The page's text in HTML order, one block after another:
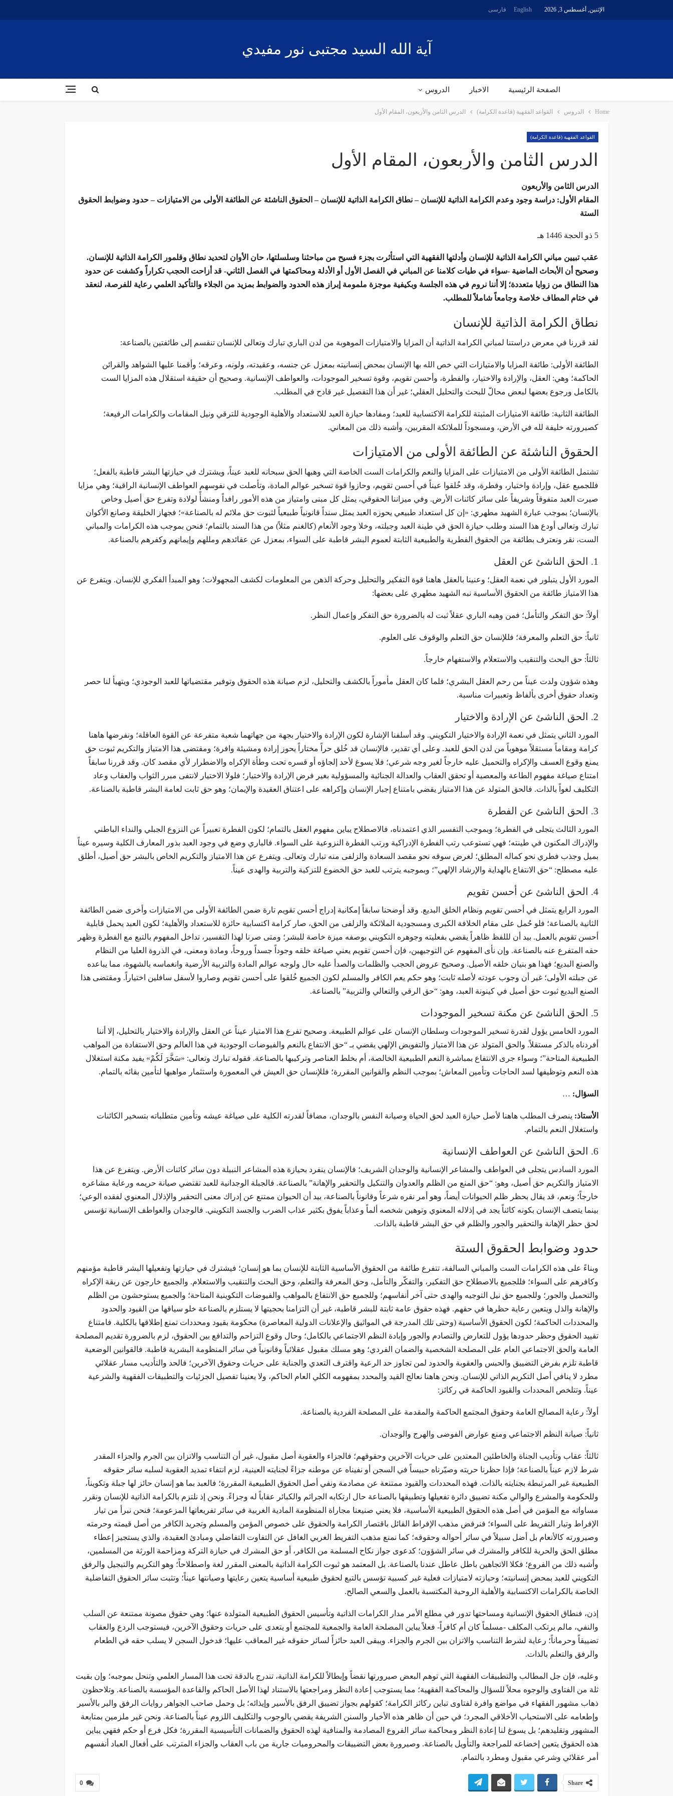
الإثنين, أغسطس 3, 2026 English فارسی
آية الله السيد مجتبى نور مفيدي
الصفحة الرئیسیة الاخبار الدروس
Home الدروس القواعد الفقهية (قاعدة الكرامة) الدرس الثامن والأربعون، المقام الأول
القواعد الفقهية (قاعدة الكرامة)
الدرس الثامن والأربعون، المقام الأول
الدرس الثامن والأربعون
المقام الأول: دراسة وجود وعدم الكرامة الذاتية للإنسان – نطاق الكرامة الذاتية للإنسان – الحقوق الناشئة عن الطائفة الأولى من الامتيازات – حدود وضوابط الحقوق
الستة
5 ذو الحجة 1446 هـ
عقب تبيين مباني الكرامة الذاتية للإنسان وأدلتها الفقهية التي استأثرت بجزء فسيح من مباحثنا وسلسلتها، حان الأوان لتحديد نطاق وقلمور الكرامة الذاتية للإنسان.
وصحيح أن الأبحاث الماضية -سواء في طيات كلامنا عن المباني في الفصل الأول أو الأدلة ومحاكمتها في الفصل الثاني- قد أزاحت الحجب تكراراً وكشفت عن حدود
هذا النطاق من زوايا متعددة؛ إلا أننا نروم في هذه الجلسة وبكيفية موجزة ملمومة إبراز هذه الحدود والضوابط بمزيد من الجلاء والتأكيد العلمي رعاية للفرصة، لنعقد
في ختام المطاف خلاصة وجامعاً شاملاً للمطلب.
نطاق الكرامة الذاتية للإنسان
لقد قررنا في معرض دراستنا لمباني الكرامة الذاتية أن المزايا والامتيازات الموهوبة من لدن الباري تبارك وتعالى للإنسان تنقسم إلى طائفتين بالصناعة:
الطائفة الأولى: طائفة المزايا والامتيازات التي خص الله بها الإنسان بمحض إنسانيته بمعزل عن جنسه، وعقيدته، ولونه، وعرقه؛ وأقمنا عليها الشواهد والقرائن
الحاكمة؛ وهي: العقل، والإرادة والاختيار، والفطرة، وأحسن تقويم، وقوة تسخير الموجودات، والعواطف الإنسانية. وصحيح أن حقيقة استقلال هذه المزايا الست
بالكامل ورجوع بعضها لبعض محالّ للبحث والتحليل العقلي؛ غير أن هذا التفصيل غير قادح في المطلب.
الطائفة الثانية: طائفة الامتيازات المثبتة للكرامة الاكتسابية للعبد؛ ومفادها حيازة العبد للاستعداد والأهلية الوجودية للترقي ونيل المقامات والكرامات الرفيعة؛
كصيرورته خليفة لله في الأرض، ومسجوداً للملائكة المقربين، وأشبه ذلك من المعاني.
الحقوق الناشئة عن الطائفة الأولى من الامتيازات
تشتمل الطائفة الأولى من الامتيازات على المزايا والنعم والكرامات الست الخاصة التي وهبها الحق سبحانه للعبد عيناً، ويشترك في حيازتها البشر قاطبة بالفعل؛
فللجميع عقل، وإرادة واختيار، وفطرة، وقد خُلقوا عيناً في أحسن تقويم، وحازوا قوة تسخير عوالم المادة، وتأصلت في نفوسهم العواطف الإنسانية الراقية؛ وهي مزايا
صيرت العبد متفوقاً وشريفاً على سائر كائنات الأرض. وفي ميزاننا الحقوقي، يمثل كل مبنى وامتياز من هذه الأمور رافداً ومنشأً لولادة وتفرع حق أصيل وخاص
بالإنسان؛ بموجب عبارة الشهيد مطهري: «إن كل استعداد طبيعي يحوزه العبد يمثل سنداً قانونياً طبيعياً لثبوت حق ملائم له بالصناعة»؛ فجهاز الخليقة وصانع الأكوان
تبارك وتعالى أودع هذا السند وطلب حيازة الحق في طينة العبد وجبلته، وخلا وجود الأنعام (كالغنم مثلاً) من هذا السند بالتمام؛ فنحن بموجب هذه الكرامات والمباني
الست، نقر ونعترف بطائفة من الحقوق الفطرية والطبيعية الثابتة لعموم البشر قاطبة على السواء، بمعزل عن عقائدهم ومللهم وإيمانهم وكفرهم بالصناعة.
1. الحق الناشئ عن العقل
المورد الأول يتبلور في نعمة العقل؛ وعنينا بالعقل هاهنا قوة التفكير والتحليل وحركة الذهن من المعلومات لكشف المجهولات؛ وهو المبدأ الفكري للإنسان. ويتفرع عن
هذا الامتياز طائفة من الحقوق الأساسية نبه الشهيد مطهري على بعضها:
أولاً: حق التفكر والتأمل؛ فمن وهبه الباري عقلاً ثبت له بالضرورة حق التفكر وإعمال النظر.
ثانياً: حق التعلم والمعرفة؛ فللإنسان حق التعلم والوقوف على العلوم.
ثالثاً: حق البحث والتنقيب والاستعلام والاستفهام خارجاً.
وهذه شؤون ولدت عيناً من رحم العقل البشري؛ فلما كان العقل مأموراً بالكشف والتحليل، لزم صيانة هذه الحقوق وتوفير مقتضياتها للعبد الوجودي؛ ويتهيأ لنا حصر
وتعداد حقوق أخرى بألفاظ وتعبيرات مناسبة.
2. الحق الناشئ عن الإرادة والاختيار
المورد الثاني يتمثل في نعمة الإرادة والاختيار التكويني. وقد أسلفنا الإشارة لكون الإرادة والاختيار بجهة من جهاتهما شعبة متفرعة عن القوة العاقلة؛ ونفرضها هاهنا
كرامة ومقاماً مستقلاً موهوباً من لدن الحق للعبد. وعلى أي تقدير، فالإنسان قد خُلق حراً مختاراً يحوز إرادة ومشيئة وافرة؛ ومقتضى هذا الامتياز والتكريم ثبوت حق
يمنع وقوع العسف والإكراه والتحميل عليه خارجاً لغير وجه شرعي؛ فلا يسوغ لأحد إلجاؤه أو قسره تحت وطأة الإكراه والاضطرار لأي مقصد كان. وقد قررنا سابقاً
امتناع صياغة مفهوم الطاعة والمعصية أو تحقق العقاب والعدالة الجنائية والمسؤولية بغير فرض الإرادة والاختيار؛ فلولا الاختيار لانتفى مبرر الثواب والعقاب وعاد
التكليف لغواً بالذات. فالحق المتولد عن هذا الامتياز يقضي بامتناع إجبار الإنسان وإكراهه على اعتناق العقيدة والإيمان؛ وهو حق ثابت لعامة البشر قاطبة بالصناعة.
3. الحق الناشئ عن الفطرة
المورد الثالث يتجلى في الفطرة؛ وبموجب التفسير الذي اعتمدناه، فالاصطلاح يباين مفهوم العقل بالتمام؛ لكون الفطرة تعبيراً عن النزوع الجبلي والنداء الباطني
والإدراك المكنون في طينته؛ فهي تستوعب رتب الفطرة الإدراكية ورتب الفطرة النزوعية على السواء. فالباري وضع في وجود العبد بذور المعارف الكلية وسيره عيناً
بميل وجذب فطري نحو كماله المطلق؛ لغرض سوقه نحو مقصد السعادة والزلفى منه تبارك وتعالى. ويتفرع عن هذا الامتياز والتكريم الخاص بالبشر حق أصيل، أطلق
عليه مصطلح: “حق الانتفاع بالهداية والإرشاد الإلهي”؛ وبموجبه يترتب للعبد حق الخضوع للتزكية والتربية والهدى عيناً.
4. الحق الناشئ عن أحسن تقويم
المورد الرابع يتمثل في أحسن تقويم ونظام الخلق البديع. وقد أوضحنا سابقاً إمكانية إدراج أحسن تقويم تارة ضمن الطائفة الأولى من الامتيازات وأخرى ضمن الطائفة
الثانية بالصناعة؛ فلو حُمل على مقام الخلافة الكبرى ومسجودية الملائكة والزلفى من الحق، صار كرامة اكتسابية حائزة للاستعداد والأهلية؛ لكون العبد يحمل قابلية
أحسن تقويم بالعمل. بيد أن لللفظ ظاهراً يقضي بفعليته وجوهره التكويني بوصفه ميزة خاصة للبشر؛ ومتى صرنا لهذا التفسير، تداخل المفهوم بالتبع مع الفطرة وظهر
حقه المتفرع عنه بالصناعة. وإن نأى المفهوم عن التوجيهين، فإن أحسن تقويم يعني صياغة خلقه وجوداً جسداً وروحاً، ومادة ومعنى، في الذروة العليا من النظام
والصنع البديع؛ فهذا هو بنيان خلقه الأصيل. وصحيح عروض الحجب والظلمات والصدأ عليه حال ولوجه عوالم المادة والتربية الأرضية وانغماسه بالشهوة، مما يباعده
عن جبلته الأولى؛ غير أن وجوب عودته لأصله ثابت؛ وهو حكم يعم الكافر والمسلم لكون الجميع خُلقوا على أحسن تقويم وصاروا لأسفل سافلين اختياراً. ومقتضى هذا
الصنع البديع ثبوت حق أصيل في كينونة العبد، وهو: “حق الرقي والتعالي والتربية” بالصناعة.
5. الحق الناشئ عن مكنة تسخير الموجودات
المورد الخامس يؤول لقدرة تسخير الموجودات وسلطان الإنسان على عوالم الطبيعة. وصحيح تفرع هذا الامتياز عيناً عن العقل والإرادة والاختيار بالتحليل، إلا أننا
أفردناه بالذكر مستقلاً. والحق المتولد عن هذا الامتياز والتفويض الإلهي يقضي بـ “حق الانتفاع بالنعم والفيوضات الوجودية في هذا العالم وحق الاستفادة من المواهب
الطبيعية المتاحة”؛ وسواء جرى الانتفاع بمباشرة النعم الطبيعية الخالصة، أم بخلط العناصر وتركيبها بالصناعة. فقوله تبارك وتعالى: «سَخَّرَ لَكُمْ» يفيد مكنة استغلال
هذه النعم وتوظيفها لسد الحاجات وتأمين المعاش؛ بموجب النظم والقوانين المقررة؛ فللإنسان حق العيش في المعمورة واستثمار مواهبها لتأمين بقائه بالتمام.
السؤال: …
الأستاذ: ينصرف المطلب هاهنا لأصل حيازة العبد لحق الحياة وصيانة النفس بالوجدان، مضافاً لقدرته الكلية على صياغة عيشه وتأمين متطلباته بتسخير الكائنات
واستغلال النعم بالتمام.
6. الحق الناشئ عن العواطف الإنسانية
المورد السادس يتجلى في العواطف والمشاعر الإنسانية والوجدان الشريف؛ فالإنسان ينفرد بحيازة هذه المشاعر النبيلة دون سائر كائنات الأرض. ويتفرع عن هذا
الامتياز والتكريم حق أصيل، وهو: “حق المنع من الظلم والعدوان والتنكيل والتحقير والإهانة” بالصناعة. فالجبلة الوجدانية للعبد تقتضي صيانة حريمه ورعاية مشاعره
خارجاً؛ ونعم، قد يقال بحظر ظلم الحيوانات أيضاً، وهو أمر نقره شرعاً وقانوناً بالصناعة، بيد أن الحيوان ممتنع عن إدراك معنى التحقير والإذلال المعنوي لفقده الوعي؛
بينما يتصف الإنسان بكونه كائناً يجد في إذلاله المعنوي وتوهين شخصه ألماً وعذاباً يفوق بكثير عذاب الضرب والجسد التكويني. فالوجدان والعواطف الإنسانية تؤسس
لحق حظر الإهانة والتحقير والجور والظلم في حق البشر قاطبة بالذات.
حدود وضوابط الحقوق الستة
وبناءً على هذه الكرامات الست والمباني السالفة، تتفرع طائفة من الحقوق الأساسية الثابتة للإنسان بما هو إنسان؛ فيشترك في حيازتها وتفعيلها البشر قاطبة مؤمنهم
وكافرهم على السواء؛ فللجميع بالاصطلاح حق التفكير، والتفكّر والتأمل، وحق المعرفة والتعلم، وحق البحث والتنقيب والاستعلام. والجميع خارجون عن ربقة الإكراه
والتحميل والجور؛ وللجميع حق نيل التوجيه والهدى حتى آخر أنفاسهم؛ وللجميع حق الانتفاع بالمواهب والفيوضات التكوينية المتاحة؛ والجميع يستوحشون من الظلم
والإهانة والذل ويتعين رعاية حظرها في حقهم. فهذه حقوق عامة ثابتة للبشر قاطبة، غير أن التزامنا بحجيتها لا يستلزم بالصناعة خلو سياقها من القيود والحدود
والمحددات الحاكمة؛ لكون الحقوق الأساسية (وحتى تلك المدرجة في المواثيق والإعلانات الدولية المعاصرة) محكومة بقيود ومحددات تمنع إطلاقها بالكلية. فامتناع
تقييد الحقوق وحظر حدودها يؤول للتعارض والتصادم والجور وإبادة النظم الاجتماعي بالكامل؛ وحال وقوع التزاحم والتدافع بين الحقوق، لزم بالضرورة تقديم المصلحة
العامة والحق الاجتماعي العام على المصلحة الشخصية والضمان الفردي؛ وهو مسلك مقبول عقلائياً وقانونياً في سائر المنظومة البشرية قاطبة. فالقوانين الوضعية
قاطبة تلزم بفرض التضييق والحبس والعقوبة والحدود لمن تجاوز حد الرعية واقترف التعدي والجناية على حريات وحقوق الآخرين؛ فالحد والتأديب مسار عقلائي
مطرد لا ينافي أصل التكريم الذاتي للإنسان. ونحن هاهنا نعالج القيد والمحدد بمفهومه الكلي العام الحاكم، ولا يعنينا تفصيل الجزئيات والتطبيقات الفقهية والشرعية
عيناً. وتتلخص المحددات والقيود الحاكمة في ركائز:
أولاً: رعاية المصالح العامة وحقوق المجتمع الحاكمة والمقدمة على المصلحة الفردية بالصناعة.
ثانياً: صيانة النظم الاجتماعي ومنع عوارض الفوضى والهرج والوجدان.
ثالثاً: عقاب وتأديب الجناة والخاطئين المعتدين على حريات الآخرين وحقوقهم؛ فالجزاء والعقوبة أصل مقبول، غير أن التناسب والاتزان بين الجرم والجزاء المقدر
شرط لازم عيناً بالصناعة؛ فإذا حظرنا حريته وصيّرناه حبيساً في السجن أو نفيناه عن موطنه جزاءً لجنايته العينية، لزم انتفاء تمديد العقوبة لسلبه سائر حقوقه
الطبيعية غير المرتبطة بجنايته بالذات. فهذه المحددات والقيود ممتنعة عن مصادمة ونفي أصل الحقوق الطبيعية المقررة؛ فالعبد بما هو إنسان حائز لها جبلة وتكويناً،
وللحكومة والمشرع والوالي مكنة تضييق دائرة تفعيلها وتطبيقها بالصناعة حال ارتكابه الجرائم والكبائر عقاباً له وجزاءً. ونحن إذ نلتزم بالكرامة الذاتية للإنسان ونقرر
مساواته مع المؤمن في أصل هذه الحقوق الطبيعية الأساسية، فلا يعني صنيعنا مجاراة المنظومة المادية الغربية في سائر تفريعاتها المزعومة؛ فنحن نبرأ من تيار
الإفراط وتيار التفريط على السواء؛ فنرفض مذهب الإفراط القائل باقتصار الكرامة والحقوق على خصوص المؤمن والمسلم وتجريد الكافر من أصل قيمته وحرمته
وصيرورته كالأنعام بل أضل سبيلاً في سائر أحواله وحقوقه؛ كما نمنع مذهب التفريط الغربي الغافل عن التفاوت التفاضلي ومبادئ العقيدة، والذي يستجيز إعطاء
مطلق الحق والحرية للكافر والمشرك في سائر الشؤون؛ كدعوى جواز نكاح المسلمة من الكافر، أو حق المشرك في حيازة التركة ومزاحمة الورثة من المسلمين،
وأشبه ذلك من الفروع؛ فكلا الاتجاهين باطل عاطل عندنا بالصناعة. بل المعتمد هو ثبوت الكرامة الذاتية بالمعنى المقرر لغة واصطلاحاً؛ وهو التكريم والتبجيل والرفق
التكويني للعبد بمحض إنسانيته؛ وحيازته لامتيازات فعلية غير كسبية تؤسس بالتبع لحقوق طبيعية أساسية يتعين رعايتها وصيانتها عيناً؛ وتثبت سائر الحقوق التفاضلية
الخاصة بالكرامات الاكتسابية والأهلية الروحية المكتسبة بالعمل والسعي الصالح.
إذن، فنطاق الحقوق الإنسانية ومساحتها تدور في مطلع الأمر مدار الكرامات الذاتية وتأسيس الحقوق الطبيعية المتولدة عنها؛ وهي حقوق مصونة ممتنعة عن السلب
والنفي، مالم يرتكب المكلف -مسلماً كان أم كافراً- فعلاً يباين المصلحة العامة والجمعية للمجتمع أو يتعدى على حريات وحقوق الآخرين، فيستوجب الردع والعقاب
تضييقاً وحرماناً؛ رعاية لشرط التناسب والاتزان بين الجرم والجزاء. ويبقى العبد حائزاً لسائر حقوقه غير المعاقب عليها؛ فدخول السجن لا يسلب حقه في الطعام
والرفق والتعلم بالذات.
وعليه، فإن جل المطالب والتطبيقات الفقهية التي توهم البعض صيرورتها نقضاً وإبطالاً للكرامة الذاتية، تندرج بالدقة تحت هذا المسار العلمي وتنحل بموجبه؛ وإن بقيت
ثلة من الفتاوى والوجوه محلاً للسؤال والمحاكمة الفقهية؛ مما يستوجب إعادة النظر ومراجعتها بالاستناد لهذا الأصل الحاكم والقاعدة المؤسسة بالصناعة. وتلاحظون
ذهاب مشهور الفقهاء في مواضع وافرة لفتاوى تباين ركائز الكرامة؛ كقولهم بجواز تضييق الرفق بالأسير وإيذائه؛ بل وحمل صاحب الجواهر روايات الرفق والبر بالأسير
وإطعامه على الاستحباب الأخلاقي المجرد؛ في حين أن ظاهر هذه الأخبار والسنن الشريفة يقضي بالوجوب والتكليف اللزوم عيناً بالصناعة. ونحن غير ملزمين بمتابعة
المشهور وتقليدهم؛ بل يسوغ لنا إعادة النظر ومحاكمة سائر الفروع المصادمة والمنافية لهذه الحقوق والضمانات التأسيسية المقررة؛ فكل فرع أو حكم فقهي يباين
هذه الحقوق يتعين إخضاعه للمراجعة والتأويل بالصناعة. وصيرورة بعض التضييقات والمحروميات جارية من باب العقاب والجزاء المترتب على أفعال العباد أنفسهم
أمر عقلائي وشرعي مقبول ومطرد بالتمام.
0 Share